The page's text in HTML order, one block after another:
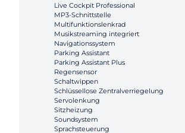
Live Cockpit Professional
MP3-Schnittstelle
Multifunktionslenkrad
Musikstreaming integriert
Navigationssystem
Parking Assistant
Parking Assistant Plus
Regensensor
Schaltwippen
Schlüssellose Zentralverriegelung
Servolenkung
Sitzheizung
Soundsystem
Sprachsteuerung